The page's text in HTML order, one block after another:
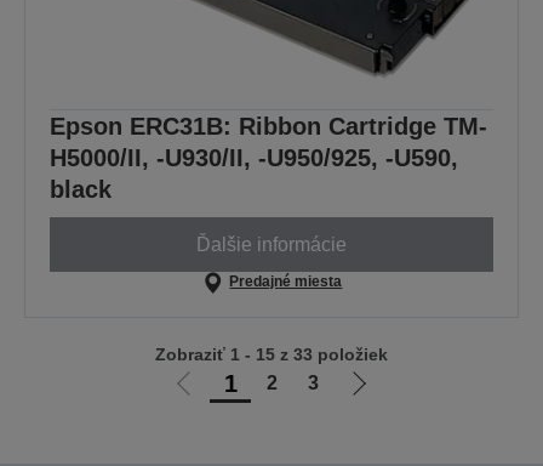
Epson ERC31B: Ribbon Cartridge TM-
H5000/II, -U930/II, -U950/925, -U590,
black
Ďalšie informácie
Predajné miesta
Ísť
1 2 3
Ísť
Zobraziť 1 - 15 z 33 položiek